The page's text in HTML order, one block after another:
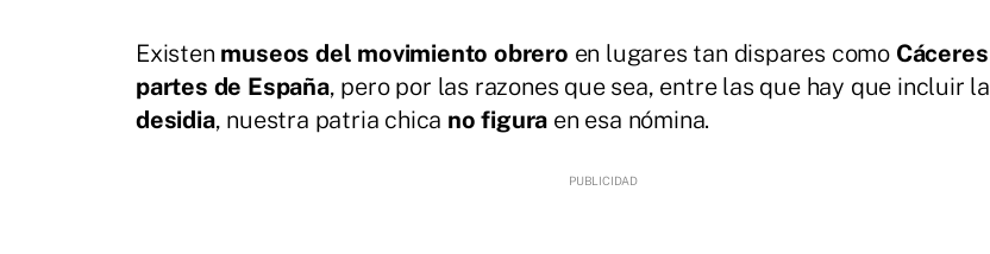
Existen museos del movimiento obrero en lugares tan dispares como Cáceres
partes de España, pero por las razones que sea, entre las que hay que incluir la
desidia, nuestra patria chica no figura en esa nómina.